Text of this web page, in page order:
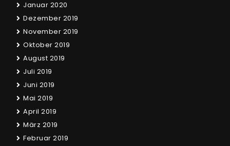
Januar 2020
Dezember 2019
November 2019
Oktober 2019
August 2019
Juli 2019
Juni 2019
Mai 2019
April 2019
März 2019
Februar 2019